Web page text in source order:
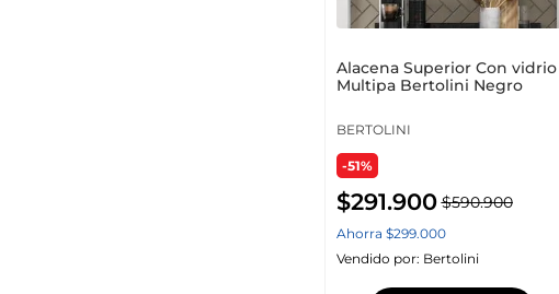
Alacena Superior Con vidrio
Multipa Bertolini Negro
BERTOLINI
-51%
$291.900 $590.900
Ahorra $299.000
Vendido por: Bertolini